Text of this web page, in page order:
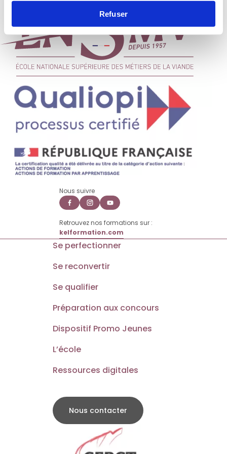
Refuser
Nous suivre
Retrouvez nos formations sur :
kelformation.com
Se perfectionner
Se reconvertir
Se qualifier
Préparation aux concours
Dispositif Promo Jeunes
L’école
Ressources digitales
Nous contacter